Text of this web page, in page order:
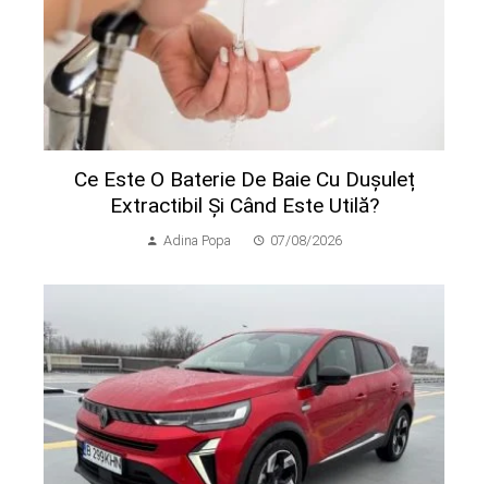
Ce Este O Baterie De Baie Cu Dușuleț
Extractibil Și Când Este Utilă?
Adina Popa 07/08/2026